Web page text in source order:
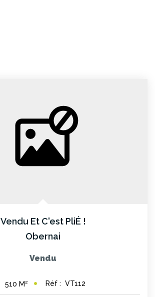
Vendu Et C'est PliÉ !
Obernai
Vendu
510 M² Réf : VT112